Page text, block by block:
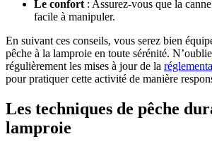
Le confort : Assurez-vous que la
facile à manipuler.
En suivant ces conseils, vous serez bien
pêche à la lamproie en toute sérénité.
régulièrement les mises à jour de la
pour pratiquer cette activité de manière
Les techniques de pêche
lamproie